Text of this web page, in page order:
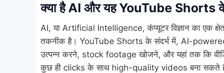
क्या है AI और यह YouTube Shorts
AI, या Artificial Intelligence, कंप्यूटर विज्ञान का एक
तकनीक है। YouTube Shorts के संदर्भ में, AI-
उत्पन्न करने, stock footage खोजने, और यहां तक कि
कुछ ही clicks के साथ high-quality videos बना सकते हैं,